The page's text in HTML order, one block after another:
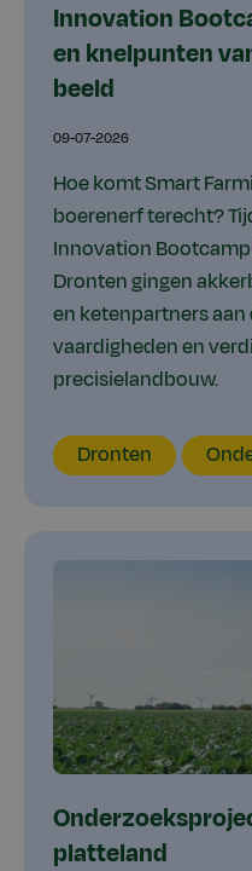
Innovation
en knelpunten
beeld
09-07-2026
Hoe komt Smart
boerenerf terecht?
Innovation
Dronten gingen
en ketenpartners aan
vaardigheden en
precisielandbouw.
Locatie
Dronten Thema
platteland